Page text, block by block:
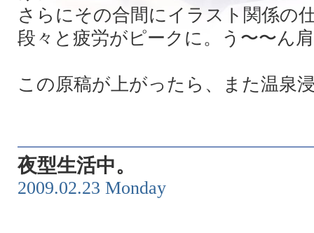
さらにその合間にイラスト関係の
段々と疲労がピークに。う〜〜
この原稿が上がったら、また温
夜型生活中。
2009.02.23 Monday